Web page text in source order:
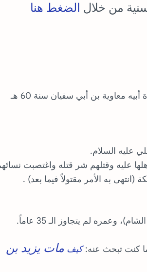
من خلال الضغط هنا
معاوية بن أبي سفيان سنة 60 هـ
به الأمر مقتولاً فيما بعد) .
كنت تبحث عنه: كيف مات يزيد بن